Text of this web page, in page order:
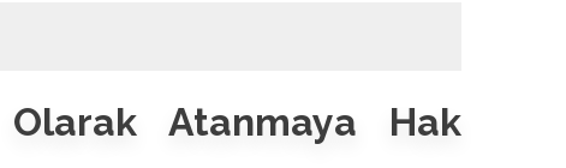
Atanmaya Hak